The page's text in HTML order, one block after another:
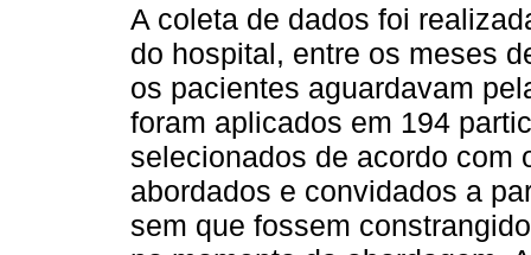
A coleta de dados foi
do hospital, entre os meses
os pacientes aguardavam
foram aplicados em 194
selecionados de acordo com
abordados e convidados a
sem que fossem